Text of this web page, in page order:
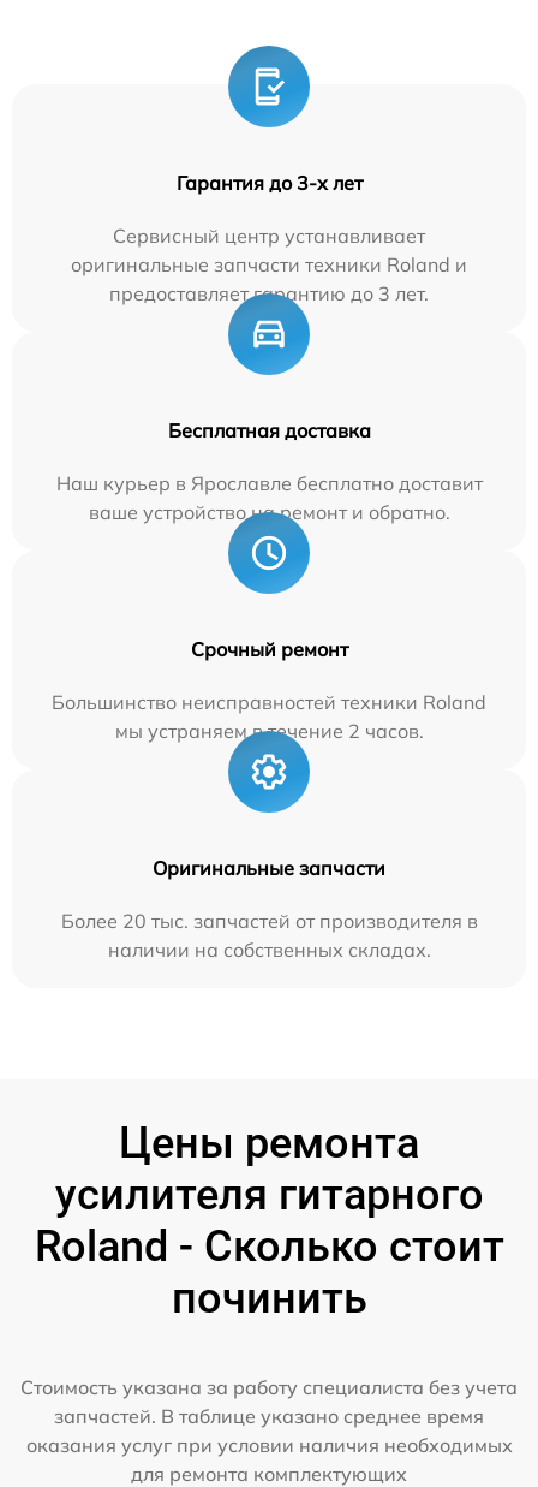
Гарантия до 3-х лет
Сервисный центр устанавливает
оригинальные запчасти техники Roland и
предоставляет гарантию до 3 лет.
Бесплатная доставка
Наш курьер в Ярославле бесплатно доставит
ваше устройство на ремонт и обратно.
Срочный ремонт
Большинство неисправностей техники Roland
мы устраняем в течение 2 часов.
Оригинальные запчасти
Более 20 тыс. запчастей от производителя в
наличии на собственных складах.
Цены ремонта
усилителя гитарного
Roland - Сколько стоит
починить
Стоимость указана за работу специалиста без учета
запчастей. В таблице указано среднее время
оказания услуг при условии наличия необходимых
для ремонта комплектующих